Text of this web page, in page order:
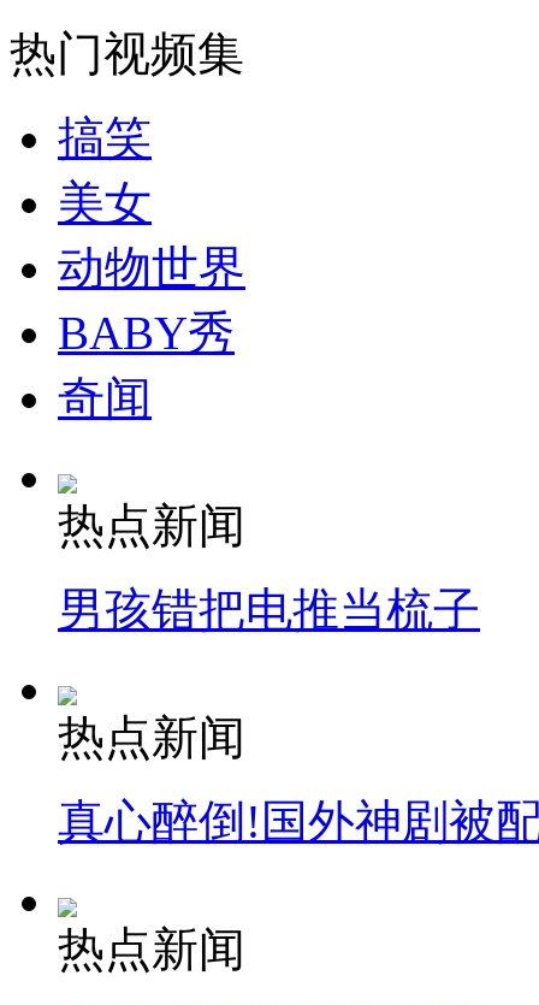
热门视频集
搞笑
美女
动物世界
BABY秀
奇闻
热点新闻
男孩错把电推当梳子
热点新闻
真心醉倒!国外神剧被
热点新闻